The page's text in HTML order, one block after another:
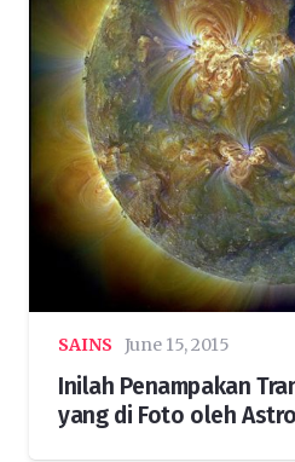
SAINS June 15, 2015
Inilah Penampakan
yang di Foto oleh